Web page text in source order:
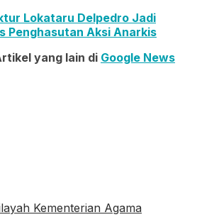
Lokataru Delpedro Jadi
Penghasutan Aksi Anarkis
yang lain di Google News